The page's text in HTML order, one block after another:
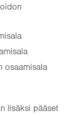
osaamisala
lisäksi pääset